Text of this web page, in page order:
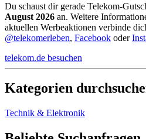
Du schaust dir gerade Telekom-
August 2026 an. Weitere
aktuellen Werbeaktionen verbinde
@telekomerleben, Facebook oder
telekom.de besuchen
Kategorien
Technik & Elektronik